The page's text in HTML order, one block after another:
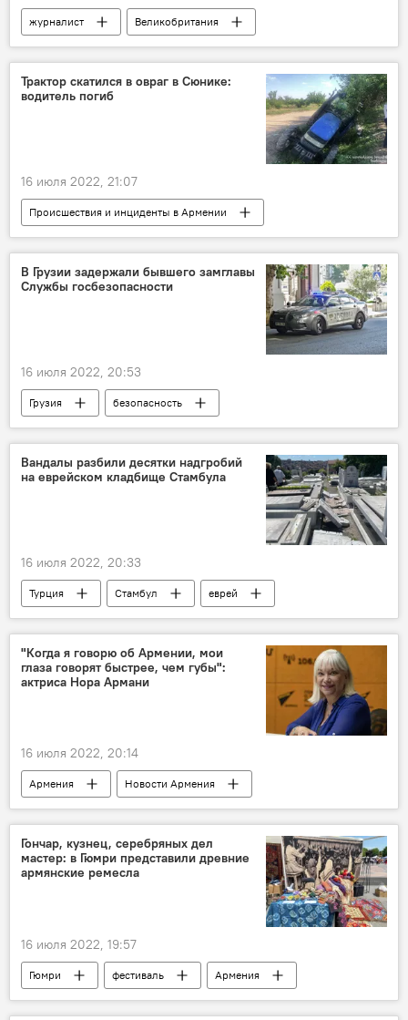
журналист Великобритания
Трактор скатился в овраг в Сюнике:
водитель погиб
16 июля 2022, 21:07
Происшествия и инциденты в Армении
Армения
Новости Армения Сюник
В Грузии задержали бывшего замглавы
Службы госбезопасности
16 июля 2022, 20:53
Грузия безопасность
Вандалы разбили десятки надгробий
на еврейском кладбище Стамбула
16 июля 2022, 20:33
Турция Стамбул
еврей
кладбище
"Когда я говорю об Армении, мои
глаза говорят быстрее, чем губы":
актриса Нора Армани
16 июля 2022, 20:14
Армения
Новости Армения
интервью
актриса
Гончар, кузнец, серебряных дел
мастер: в Гюмри представили древние
армянские ремесла
16 июля 2022, 19:57
Гюмри фестиваль
Армения
Новости Армения
Культура